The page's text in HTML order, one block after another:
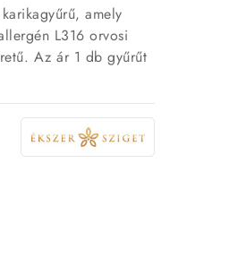
amely
L316 orvosi
Az ár 1 db gyűrűt